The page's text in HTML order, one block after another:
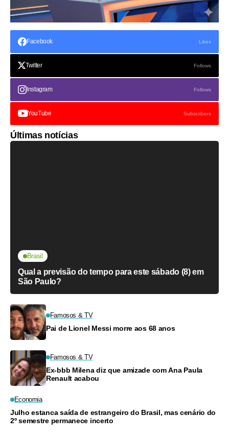
Facebook Likes
Twitter Follows
Instagram Follows
YouTube Subscribers
Últimas notícias
Brasil
Qual a previsão do tempo para este sábado (8) em
São Paulo?
Famosos & TV
Pai de Lionel Messi morre aos 68 anos
Famosos & TV
Ex-bbb Milena diz que amizade com Ana Paula
Renault acabou
Economia
Julho estanca saída de estrangeiro do Brasil, mas cenário do
2º semestre permanece incerto